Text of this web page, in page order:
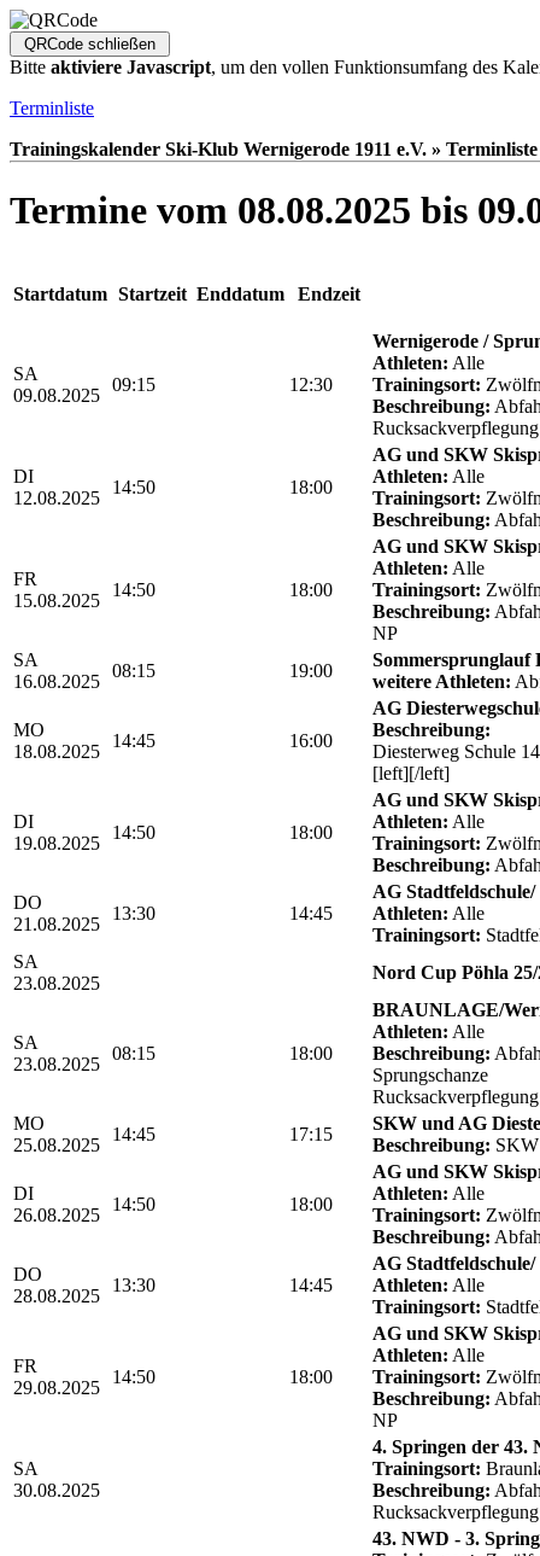
Bitte aktiviere Javascript, um den vollen Funktionsumfang des
Terminliste
Trainingskalender Ski-Klub Wernigerode 1911 e.V. » Terminliste
Termine vom 08.08.2025 bis
Startdatum Startzeit Enddatum Endzeit
SA
09.08.2025
09:15 12:30
Wernigerode /
Athleten: Alle
Trainingsort:
Beschreibung:
Rucksackverpflegung
DI
12.08.2025
14:50 18:00
AG und SKW
Athleten: Alle
Trainingsort:
Beschreibung:
FR
15.08.2025
14:50 18:00
AG und SKW
Athleten: Alle
Trainingsort:
Beschreibung:
NP
SA
16.08.2025
08:15 19:00
Sommersprunglauf
weitere Athleten:
MO
18.08.2025
14:45 16:00
AG
Beschreibung:
Diesterweg Schule
[left][/left]
DI
19.08.2025
14:50 18:00
AG und SKW
Athleten: Alle
Trainingsort:
Beschreibung:
DO
21.08.2025
13:30 14:45
AG
Athleten: Alle
Trainingsort:
SA
23.08.2025
Nord Cup Pöhla
SA
23.08.2025
08:15 18:00
BRAUNLAGE/
Athleten: Alle
Beschreibung:
Sprungschanze
Rucksackverpflegung
MO
25.08.2025
14:45 17:15
SKW und AG
Beschreibung:
DI
26.08.2025
14:50 18:00
AG und SKW
Athleten: Alle
Trainingsort:
Beschreibung:
DO
28.08.2025
13:30 14:45
AG
Athleten: Alle
Trainingsort:
FR
29.08.2025
14:50 18:00
AG und SKW
Athleten: Alle
Trainingsort:
Beschreibung:
NP
SA
30.08.2025
4. Springen der 43.
Trainingsort:
Beschreibung:
Rucksackverpflegung
43. NWD - 3.